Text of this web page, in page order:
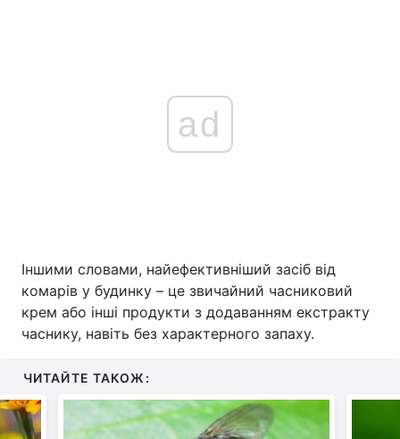
ad
Іншими словами, найефективніший засіб від
комарів у будинку – це звичайний часниковий
крем або інші продукти з додаванням екстракту
часнику, навіть без характерного запаху.
ЧИТАЙТЕ ТАКОЖ: